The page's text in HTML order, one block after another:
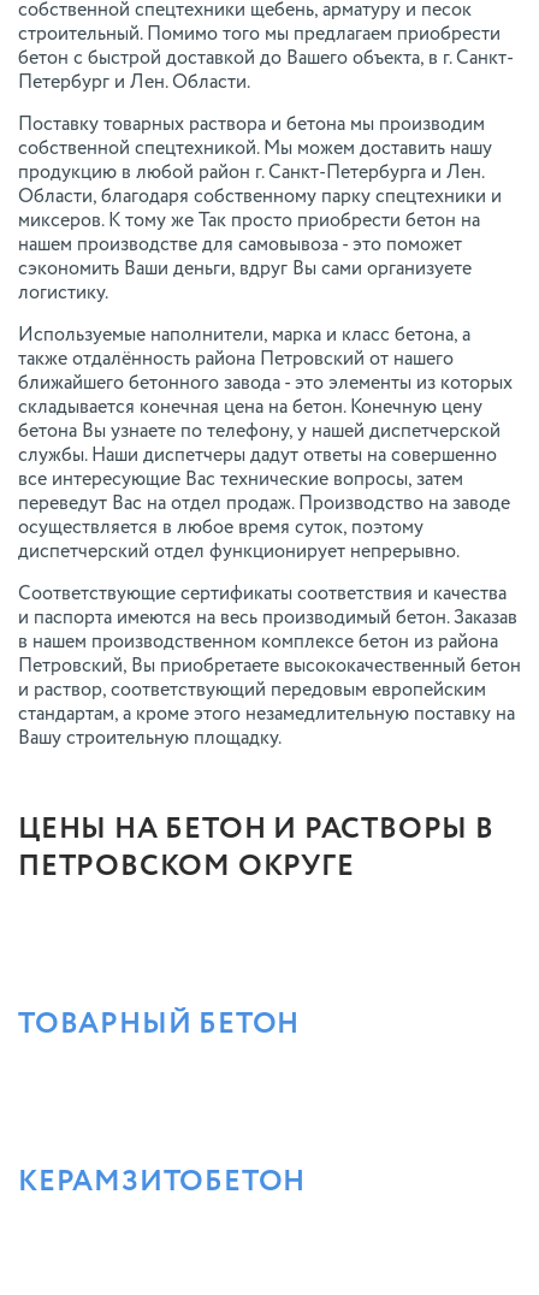
собственной спецтехники щебень, арматуру и песок
строительный. Помимо того мы предлагаем приобрести
бетон с быстрой доставкой до Вашего объекта, в г. Санкт-
Петербург и Лен. Области.
Поставку товарных раствора и бетона мы производим
собственной спецтехникой. Мы можем доставить нашу
продукцию в любой район г. Санкт-Петербурга и Лен.
Области, благодаря собственному парку спецтехники и
миксеров. К тому же Так просто приобрести бетон на
нашем производстве для самовывоза - это поможет
сэкономить Ваши деньги, вдруг Вы сами организуете
логистику.
Используемые наполнители, марка и класс бетона, а
также отдалённость района Петровский от нашего
ближайшего бетонного завода - это элементы из которых
складывается конечная цена на бетон. Конечную цену
бетона Вы узнаете по телефону, у нашей диспетчерской
службы. Наши диспетчеры дадут ответы на совершенно
все интересующие Вас технические вопросы, затем
переведут Вас на отдел продаж. Производство на заводе
осуществляется в любое время суток, поэтому
диспетчерский отдел функционирует непрерывно.
Соответствующие сертификаты соответствия и качества
и паспорта имеются на весь производимый бетон. Заказав
в нашем производственном комплексе бетон из района
Петровский, Вы приобретаете высококачественный бетон
и раствор, соответствующий передовым европейским
стандартам, а кроме этого незамедлительную поставку на
Вашу строительную площадку.
ЦЕНЫ НА БЕТОН И РАСТВОРЫ В
ПЕТРОВСКОМ ОКРУГЕ
ТОВАРНЫЙ БЕТОН
КЕРАМЗИТОБЕТОН